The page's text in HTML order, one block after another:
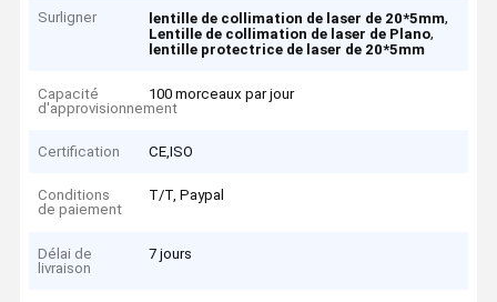
Surligner lentille de collimation de laser de 20*5mm,
Lentille de collimation de laser de Plano,
lentille protectrice de laser de 20*5mm
Capacité
d'approvisionnement
100 morceaux par jour
Certification CE,ISO
Conditions
de paiement
T/T, Paypal
Délai de
livraison
7 jours